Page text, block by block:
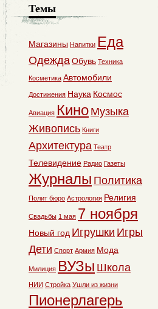
Темы
Магазины Напитки Еда
ОдеждаОбувь Техника
Косметика Автомобили
Достижения Наука Космос
Авиация Кино Музыка
Живопись Книги
Архитектура Театр
Телевидение Радио Газеты
Журналы Политика
Полит бюро Астрология Религия
Свадьбы 1 мая 7 ноября
Новый год Игрушки Игры
Дети Спорт Армия Мода
Милиция ВУЗы Школа
НИИ Стройка Ушли из жизни
Пионерлагерь